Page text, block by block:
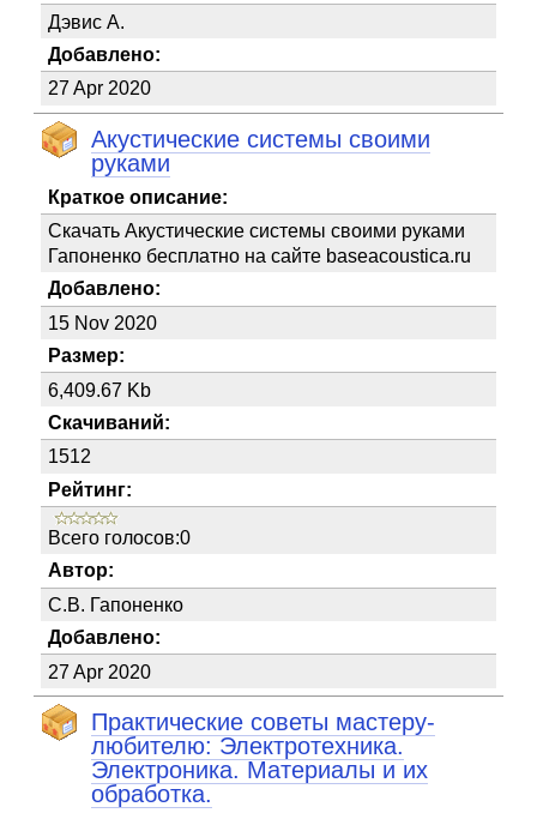
Дэвис А.
Добавлено:
27 Apr 2020
Акустические системы своими
руками
Краткое описание:
Скачать Акустические системы своими руками
Гапоненко бесплатно на сайте baseacoustica.ru
Добавлено:
15 Nov 2020
Размер:
6,409.67 Kb
Скачиваний:
1512
Рейтинг:
Всего голосов:0
Автор:
С.В. Гапоненко
Добавлено:
27 Apr 2020
Практические советы мастеру-
любителю: Электротехника.
Электроника. Материалы и их
обработка.